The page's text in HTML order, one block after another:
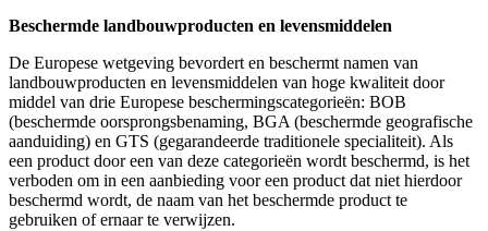
Beschermde landbouwproducten en levensmiddelen
De Europese wetgeving bevordert en beschermt namen van
landbouwproducten en levensmiddelen van hoge kwaliteit door
middel van drie Europese beschermingscategorieën: BOB
(beschermde oorsprongsbenaming, BGA (beschermde geografische
aanduiding) en GTS (gegarandeerde traditionele specialiteit). Als
een product door een van deze categorieën wordt beschermd, is het
verboden om in een aanbieding voor een product dat niet hierdoor
beschermd wordt, de naam van het beschermde product te
gebruiken of ernaar te verwijzen.